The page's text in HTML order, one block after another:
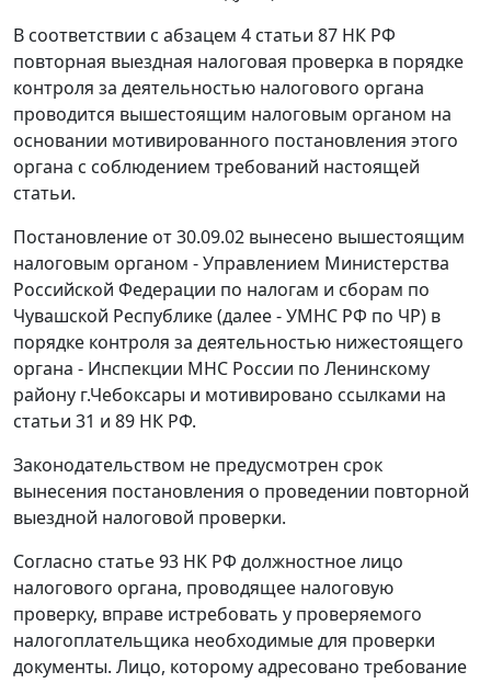
В соответствии с абзацем 4 статьи 87 НК РФ
повторная выездная налоговая проверка в порядке
контроля за деятельностью налогового органа
проводится вышестоящим налоговым органом на
основании мотивированного постановления этого
органа с соблюдением требований настоящей
статьи.
Постановление от 30.09.02 вынесено вышестоящим
налоговым органом - Управлением Министерства
Российской Федерации по налогам и сборам по
Чувашской Республике (далее - УМНС РФ по ЧР) в
порядке контроля за деятельностью нижестоящего
органа - Инспекции МНС России по Ленинскому
району г.Чебоксары и мотивировано ссылками на
статьи 31 и 89 НК РФ.
Законодательством не предусмотрен срок
вынесения постановления о проведении повторной
выездной налоговой проверки.
Согласно статье 93 НК РФ должностное лицо
налогового органа, проводящее налоговую
проверку, вправе истребовать у проверяемого
налогоплательщика необходимые для проверки
документы. Лицо, которому адресовано требование